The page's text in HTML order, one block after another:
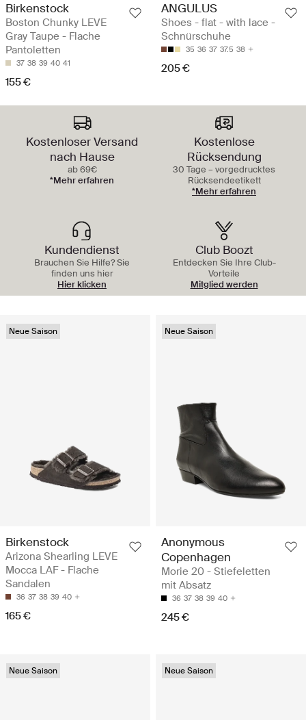
Birkenstock
Boston Chunky LEVE
Gray Taupe - Flache
Pantoletten
37 38 39 40 41
155 €
ANGULUS
Shoes - flat - with lace -
Schnürschuhe
35 36 37 37.5 38
205 €
Neue Saison
Birkenstock
Arizona Shearling LEVE
Mocca LAF - Flache
Sandalen
36 37 38 39 40
165 €
Neue Saison
Anonymous
Copenhagen
Morie 20 - Stiefeletten
mit Absatz
36 37 38 39 40
245 €
Neue Saison Neue Saison
Kostenloser Versand
nach Hause
ab 69€
*Mehr erfahren
Kostenlose
Rücksendung
30 Tage – vorgedrucktes
Rücksendeetikett
*Mehr erfahren
Kundendienst
Brauchen Sie Hilfe? Sie
finden uns hier
Hier klicken
Club Boozt
Entdecken Sie Ihre Club-
Vorteile
Mitglied werden